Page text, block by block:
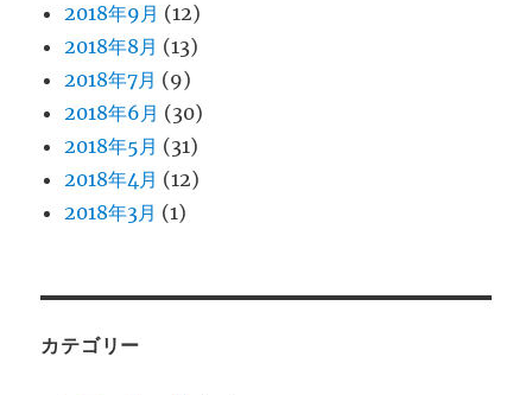
2018年9月 (12)
2018年8月 (13)
2018年7月 (9)
2018年6月 (30)
2018年5月 (31)
2018年4月 (12)
2018年3月 (1)
カテゴリー